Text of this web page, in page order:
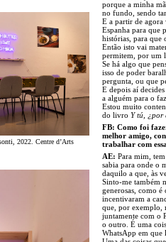
2022. Centre d’Arts
porque a minha
no fundo, sendo
E a partir de
Espanha para que
histórias, para que
Então isto vai
permitem, por um
Se há algo que
isso de poder
pergunta, ou que
E depois aí
a alguém para o
Estou muito
do livro Y tú, ¿por
FB: Como foi
melhor amigo,
trabalhar com
AE: Para mim,
sabia para onde o
daquilo a que, às
Sinto-me também
generosas, como é
incentivaram a
que, por exemplo,
juntamente com o
o outro. É uma
WhatsApp em que